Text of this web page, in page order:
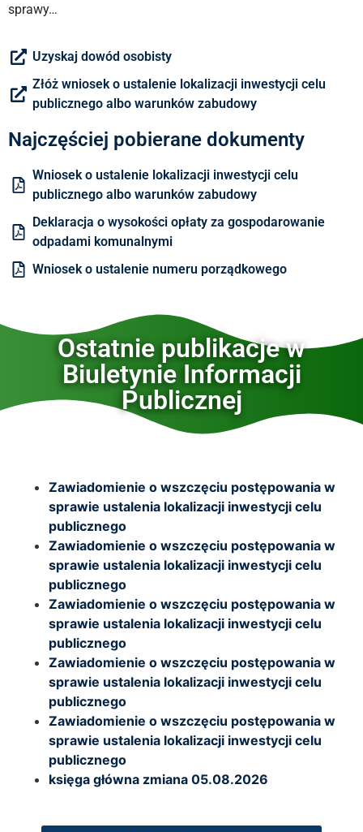
sprawy…
Uzyskaj dowód osobisty
Złóż wniosek o ustalenie lokalizacji inwestycji celu
publicznego albo warunków zabudowy
Najczęściej pobierane dokumenty
Wniosek o ustalenie lokalizacji inwestycji celu
publicznego albo warunków zabudowy
Deklaracja o wysokości opłaty za gospodarowanie
odpadami komunalnymi
Wniosek o ustalenie numeru porządkowego
Ostatnie publikacje w
Biuletynie Informacji
Publicznej
Zawiadomienie o wszczęciu postępowania w
sprawie ustalenia lokalizacji inwestycji celu
publicznego
Zawiadomienie o wszczęciu postępowania w
sprawie ustalenia lokalizacji inwestycji celu
publicznego
Zawiadomienie o wszczęciu postępowania w
sprawie ustalenia lokalizacji inwestycji celu
publicznego
Zawiadomienie o wszczęciu postępowania w
sprawie ustalenia lokalizacji inwestycji celu
publicznego
Zawiadomienie o wszczęciu postępowania w
sprawie ustalenia lokalizacji inwestycji celu
publicznego
księga główna zmiana 05.08.2026